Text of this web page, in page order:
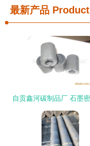
最新产品 Product